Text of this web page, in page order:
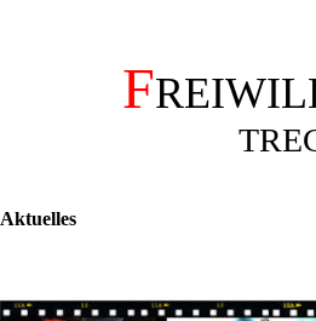
F
Aktuelles